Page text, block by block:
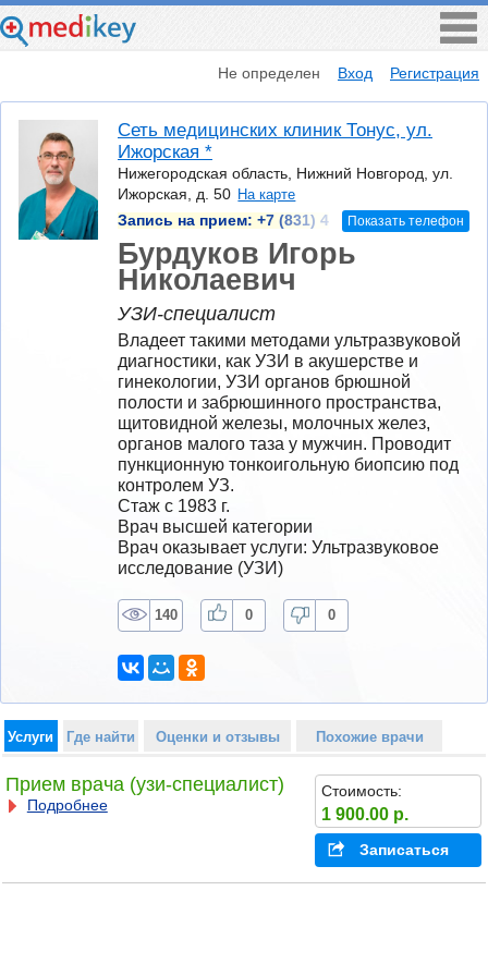
Не определен Вход Регистрация
Сеть медицинских клиник Тонус, ул.
Ижорская *
Нижегородская область, Нижний Новгород, ул.
Ижорская, д. 50 На карте
Запись на прием: +7 (831) 4 Показать телефон
Бурдуков Игорь
Николаевич
УЗИ-специалист
Владеет такими методами ультразвуковой
диагностики, как УЗИ в акушерстве и
гинекологии, УЗИ органов брюшной
полости и забрюшинного пространства,
щитовидной железы, молочных желез,
органов малого таза у мужчин. Проводит
пункционную тонкоигольную биопсию под
контролем УЗ.
Стаж с 1983 г.
Врач высшей категории
Врач оказывает услуги: Ультразвуковое
исследование (УЗИ)
140 0 0
Услуги Где найти Оценки и отзывы Похожие врачи
Прием врача (узи-специалист)
Подробнее
Стоимость:
1 900.00 р.
Записаться